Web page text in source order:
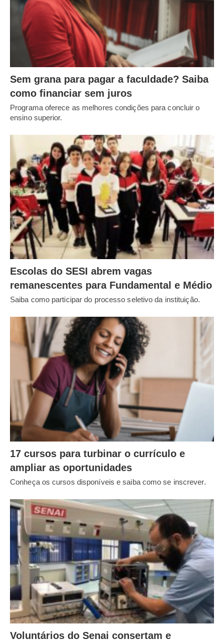
Sem grana para pagar a faculdade? Saiba
como financiar sem juros
Programa oferece as melhores condições para concluir o
ensino superior.
Escolas do SESI abrem vagas
remanescentes para Fundamental e Médio
Saiba como participar do processo seletivo da instituição.
17 cursos para turbinar o currículo e
ampliar as oportunidades
Conheça os cursos disponíveis e saiba como se inscrever.
Voluntários do Senai consertam e